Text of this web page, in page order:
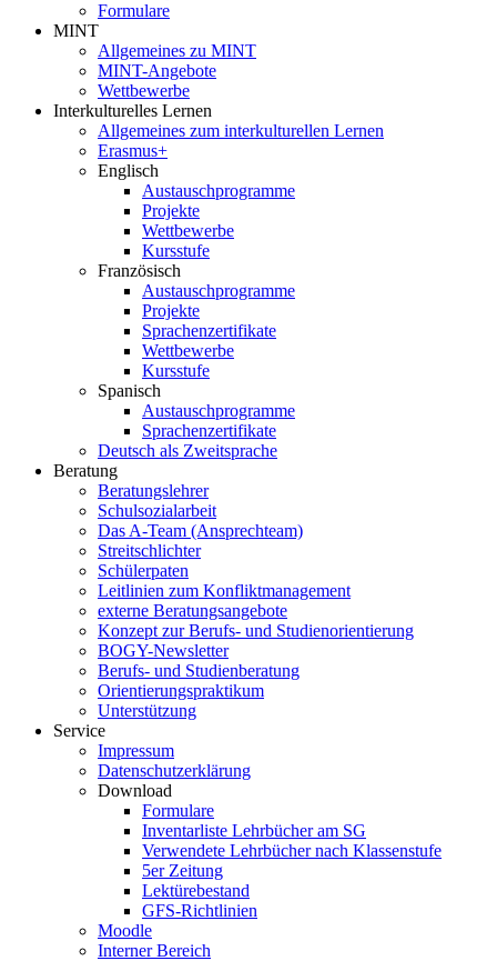
Formulare
MINT
Allgemeines zu MINT
MINT-Angebote
Wettbewerbe
Interkulturelles Lernen
Allgemeines zum interkulturellen Lernen
Erasmus+
Englisch
Austauschprogramme
Projekte
Wettbewerbe
Kursstufe
Französisch
Austauschprogramme
Projekte
Sprachenzertifikate
Wettbewerbe
Kursstufe
Spanisch
Austauschprogramme
Sprachenzertifikate
Deutsch als Zweitsprache
Beratung
Beratungslehrer
Schulsozialarbeit
Das A-Team (Ansprechteam)
Streitschlichter
Schülerpaten
Leitlinien zum Konfliktmanagement
externe Beratungsangebote
Konzept zur Berufs- und Studienorientierung
BOGY-Newsletter
Berufs- und Studienberatung
Orientierungspraktikum
Unterstützung
Service
Impressum
Datenschutzerklärung
Download
Formulare
Inventarliste Lehrbücher am SG
Verwendete Lehrbücher nach Klassenstufe
5er Zeitung
Lektürebestand
GFS-Richtlinien
Moodle
Interner Bereich